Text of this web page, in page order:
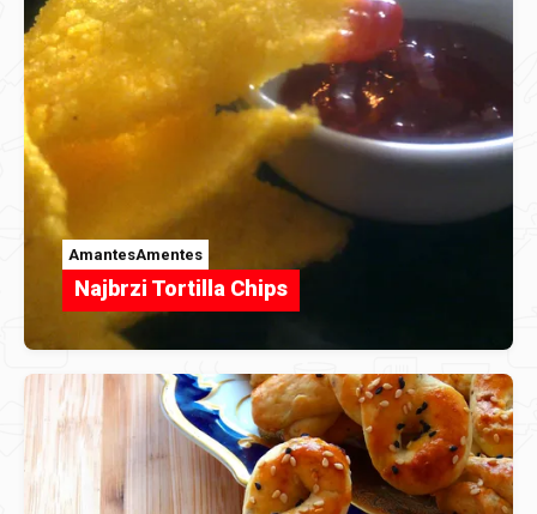
AmantesAmentes
Najbrzi Tortilla Chips